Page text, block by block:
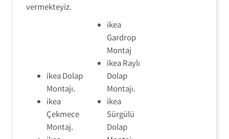
vermekteyiz.
ikea Dolap
Montajı.
ikea
Çekmece
Montaj.
ikea
Gardrop
Montaj
ikea Raylı
Dolap
Montajı.
ikea
Sürgülü
Dolap